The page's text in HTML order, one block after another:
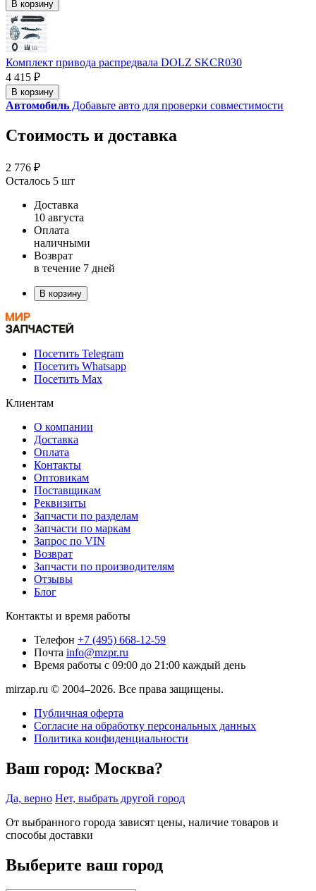
В корзину
Комплект привода распредвала DOLZ SKCR030
4 415 ₽
В корзину
Автомобиль Добавьте авто для проверки совместимости
Стоимость и доставка
2 776 ₽
Осталось 5 шт
Доставка
10 августа
Оплата
наличными
Возврат
в течение 7 дней
В корзину
Посетить Telegram
Посетить Whatsapp
Посетить Max
Клиентам
О компании
Доставка
Оплата
Контакты
Оптовикам
Поставщикам
Реквизиты
Запчасти по разделам
Запчасти по маркам
Запрос по VIN
Возврат
Запчасти по производителям
Отзывы
Блог
Контакты и время работы
Телефон +7 (495) 668-12-59
Почта info@mzpr.ru
Время работы с 09:00 до 21:00 каждый день
mirzap.ru © 2004–2026. Все права защищены.
Публичная оферта
Согласие на обработку персональных данных
Политика конфиденциальности
Ваш город: Москва?
Да, верно Нет, выбрать другой город
От выбранного города зависят цены, наличие товаров и
способы доставки
Выберите ваш город